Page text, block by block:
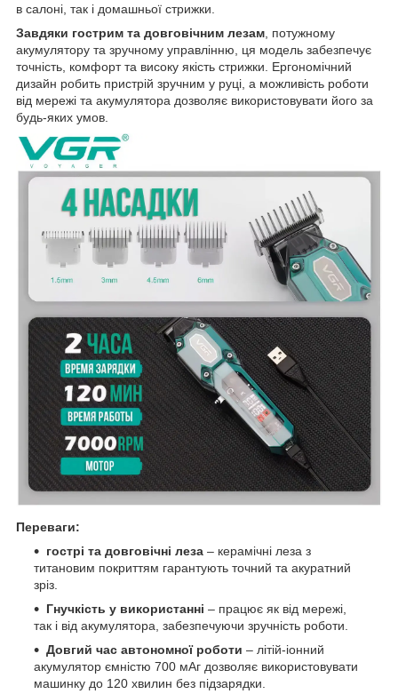
в салоні, так і домашньої стрижки.
Завдяки гострим та довговічним лезам , потужному
акумулятору та зручному управлінню, ця модель забезпечує
точність, комфорт та високу якість стрижки. Ергономічний
дизайн робить пристрій зручним у руці, а можливість роботи
від мережі та акумулятора дозволяє використовувати його за
будь-яких умов.
Переваги:
гострі та довговічні леза – керамічні леза з
титановим покриттям гарантують точний та акуратний
зріз.
Гнучкість у використанні – працює як від мережі,
так і від акумулятора, забезпечуючи зручність роботи.
Довгий час автономної роботи – літій-іонний
акумулятор ємністю 700 мАг дозволяє використовувати
машинку до 120 хвилин без підзарядки.